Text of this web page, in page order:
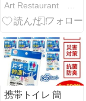
うんだろう
な〜
携帯トイレ 簡